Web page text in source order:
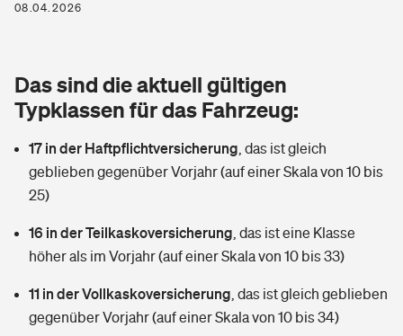
Rentenrechner: Wie viel Geld bekomme ich im Alter?
Wer versichert was: Jetzt Versicherer finden
Sie haben Fragen?
Wärmepumpen versichern
Vermieterrrechtsschutz
Mietkautionsversicherung
Restkreditversicherung
Zur Übersicht
Tools
Kinderunfall­ver­si­che­rung
Reiseversicherung
Handyversicherung
Tierkrankenversicherung
Zur Übersicht
Sie haben Fragen?
08.04.2026
Das sind die aktuell gültigen
Typklassen für das Fahrzeug:
17 in der Haftpflichtversicherung das ist gleich
geblieben gegenüber Vorjahr (auf einer Skala von 10 bis
25)
16 in der Teilkaskoversicherung das ist eine Klasse
höher als im Vorjahr (auf einer Skala von 10 bis 33)
11 in der Vollkaskoversicherung das ist gleich geblieben
gegenüber Vorjahr (auf einer Skala von 10 bis 34)